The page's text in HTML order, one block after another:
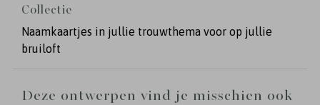
Collectie
Naamkaartjes in jullie trouwthema voor op jullie
bruiloft
Deze ontwerpen vind je misschien ook